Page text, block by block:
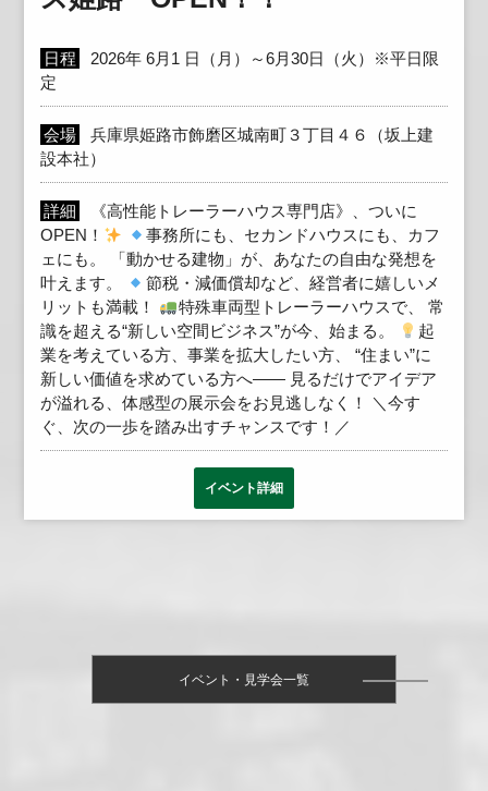
日程
2026年 6月1 日（月）～6月30日（火）※平日限
定
会場
兵庫県姫路市飾磨区城南町３丁目４６（坂上建
設本社）
詳細
《高性能トレーラーハウス専門店》、ついに
OPEN！
事務所にも、セカンドハウスにも、カフ
ェにも。 「動かせる建物」が、あなたの自由な発想を
叶えます。
節税・減価償却など、経営者に嬉しいメ
リットも満載！
特殊車両型トレーラーハウスで、 常
識を超える“新しい空間ビジネス”が今、始まる。
起
業を考えている方、事業を拡大したい方、 “住まい”に
新しい価値を求めている方へ—— 見るだけでアイデア
が溢れる、体感型の展示会をお見逃しなく！ ＼今す
ぐ、次の一歩を踏み出すチャンスです！／
イベント詳細
イベント・見学会一覧